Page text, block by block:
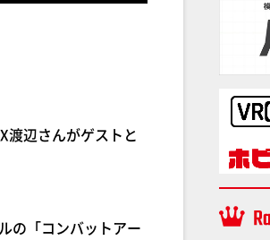
渡辺さんがゲストと
の「コンバットアー